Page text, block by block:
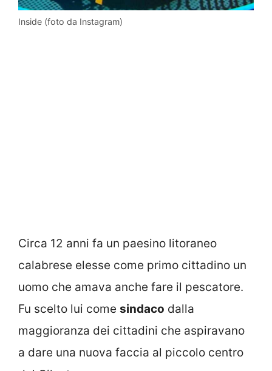
Inside (foto da Instagram)
Circa 12 anni fa un paesino litoraneo
calabrese elesse come primo cittadino un
uomo che amava anche fare il pescatore.
Fu scelto lui come sindaco dalla
maggioranza dei cittadini che aspiravano
a dare una nuova faccia al piccolo centro